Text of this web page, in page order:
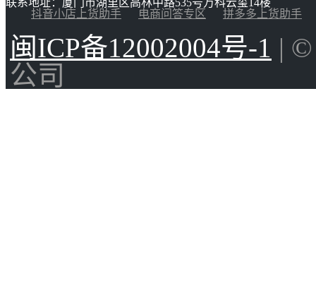
抖音小店上货助手
电商问答专区 拼多多上货助手
闽ICP备12002004号-1 |
公司